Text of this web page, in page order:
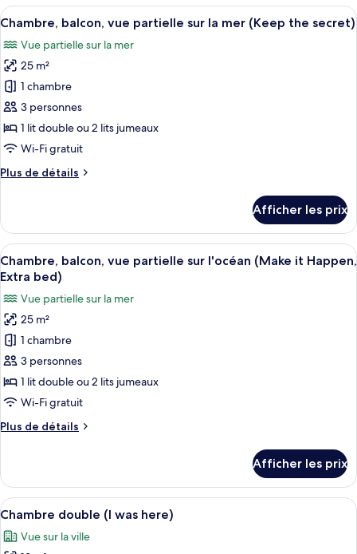
sur
mer
(Keep
the
secret)
double,
balcon,
partielle
sur
la
mer
(Keep
the
secret)
Afficher
toutes
les
photos
pour
ce
type
de
chambre :
Chambre,
partielle
sur
la
(Keep
the
secret)
Une chambre d’hôtel moderne
8
Chambre, balcon, vue partielle sur la mer (Keep the secret)
Vue partielle sur la mer
25 m²
1 chambre
3 personnes
1 lit double ou 2 lits jumeaux
Wi-Fi gratuit
Plus de détails
Plus
Chambre,
balcon,
vue
partielle
la
mer
(Keep
the
secret)
Afficher les prix
Afficher
toutes
photos
pour
ce
type
de
chambre :
balcon,
sur
l'océan
(Make
it
Une chambre d’hôtel moderne
6
Chambre, balcon, vue partielle sur l'océan (Make it Happen,
Extra bed)
Vue partielle sur la mer
25 m²
1 chambre
3 personnes
1 lit double ou 2 lits jumeaux
Wi-Fi gratuit
Plus de détails
Plus
Chambre,
balcon,
vue
sur
Afficher les prix
Afficher
toutes
les
Une chambre à coucher avec un
6
Chambre double (I was here)
Vue sur la ville